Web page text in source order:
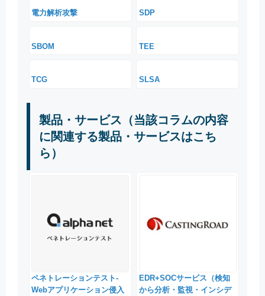
電力解析攻撃 SDP
SBOM TEE
TCG SLSA
製品・サービス（当該コラムの内容
に関連する製品・サービスはこち
ら）
ペネトレーションテスト-
Webアプリケーション侵入
EDR+SOCサービス（検知
から分析・監視・インシデ